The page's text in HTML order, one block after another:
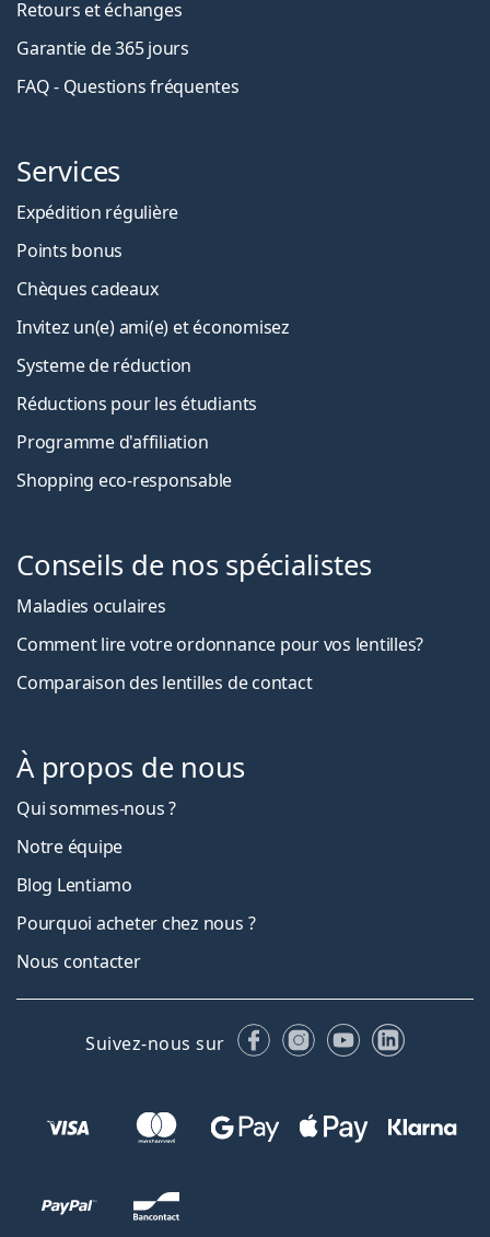
Retours et échanges
Garantie de 365 jours
FAQ - Questions fréquentes
Services
Expédition régulière
Points bonus
Chèques cadeaux
Invitez un(e) ami(e) et économisez
Systeme de réduction
Réductions pour les étudiants
Programme d'affiliation
Shopping eco-responsable
Conseils de nos spécialistes
Maladies oculaires
Comment lire votre ordonnance pour vos lentilles?
Comparaison des lentilles de contact
À propos de nous
Qui sommes-nous ?
Notre équipe
Blog Lentiamo
Pourquoi acheter chez nous ?
Nous contacter
Suivez-nous sur FacebookInstagram
YouTubeLinkedIn